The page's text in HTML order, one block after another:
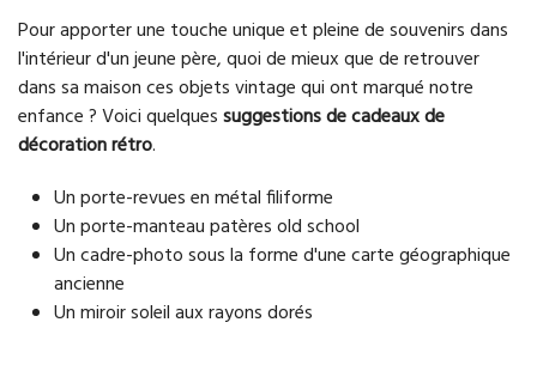
Pour apporter une touche unique et pleine de souvenirs dans
l'intérieur d'un jeune père, quoi de mieux que de retrouver
dans sa maison ces objets vintage qui ont marqué notre
enfance ? Voici quelquessuggestions de cadeaux de
décoration rétro.
Un porte-revues en métal filiforme
Un porte-manteau patères old school
Un cadre-photo sous la forme d'une carte géographique
ancienne
Un miroir soleil aux rayons dorés